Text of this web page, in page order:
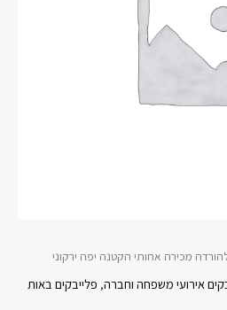
מכירה אחותי הקטנה יפה ירקוני
אירועי משפחה וחברה, פלייבקים באות